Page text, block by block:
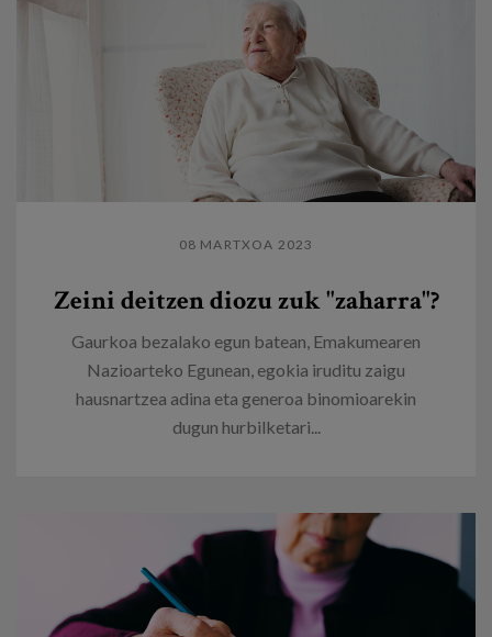
08 MARTXOA 2023
Zeini deitzen diozu zuk "zaharra"?
Gaurkoa bezalako egun batean, Emakumearen
Nazioarteko Egunean, egokia iruditu zaigu
hausnartzea adina eta generoa binomioarekin
dugun hurbilketari...